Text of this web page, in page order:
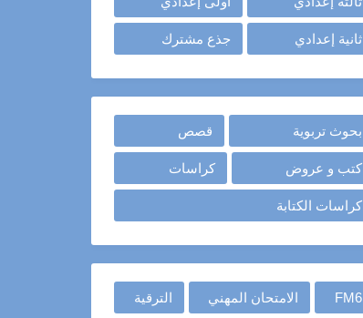
ثانية إعدادي جذع مشترك
بحوث تربوية قصص
كتب و عروض كراسات
كراسات الكتابة
FM6 الامتحان المهني الترقية